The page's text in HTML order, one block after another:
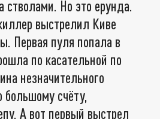
стволами. Но это ерунда.
выстрелил Киве
Первая пуля попала в
по касательной по
незначительного
счёту,
А вот первый выстрел